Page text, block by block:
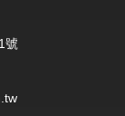
號